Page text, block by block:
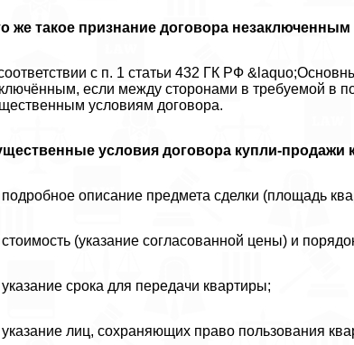
же такое признание договора
с п. 1 статьи 432 ГК РФ
если между сторонами в требуемой в
условиям договора.
условия договора купли-продажи
описание предмета сделки (площадь
(указание согласованной цены) и
срока для передачи квартиры;
лиц, сохраняющих право пользования